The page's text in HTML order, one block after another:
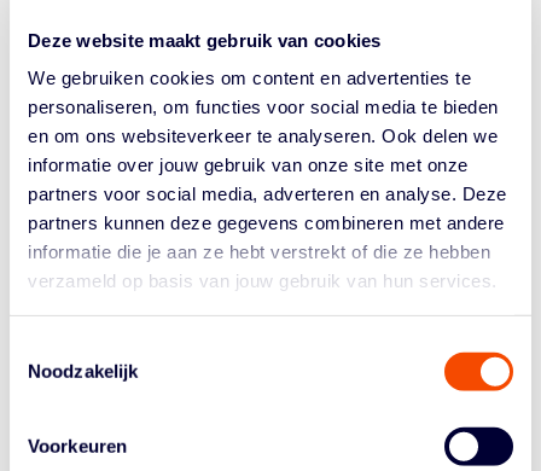
Deze website maakt gebruik van cookies
We gebruiken cookies om content en advertenties te
personaliseren, om functies voor social media te bieden
en om ons websiteverkeer te analyseren. Ook delen we
informatie over jouw gebruik van onze site met onze
partners voor social media, adverteren en analyse. Deze
partners kunnen deze gegevens combineren met andere
informatie die je aan ze hebt verstrekt of die ze hebben
verzameld op basis van jouw gebruik van hun services.
Noodzakelijk
Voorkeuren
Tajion Jones en Roeland Schaftenaar in de laatste
momenten van de wedstrijd hielden de balans in
Leidsch voordeel. Leiden wist voor elkaar te krijgen wat
Heroes ma een goed regulier seizoen niet lukte: pieken
op het juiste moment.
Tajion Jones was met 27 punten topscorer voor ZZ
Leiden, Brock Gardner (foto hieronder) werd MVP van
de series en eindigde de beslissende game met 19. Bij
Heroes was Derrick Fenner met 30 punten enorm op
dreef.
Leiden is nu regerend Nederlands én BNXT-kampioen
en zal tegen Oostende bepalen of ook die laatste beker
juni spelen de ploegen om 20.30 uur in Oostende.